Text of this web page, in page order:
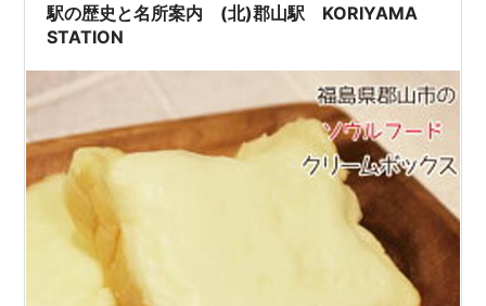
駅の歴史と名所案内 (北)郡山駅 KORIYAMA
STATION